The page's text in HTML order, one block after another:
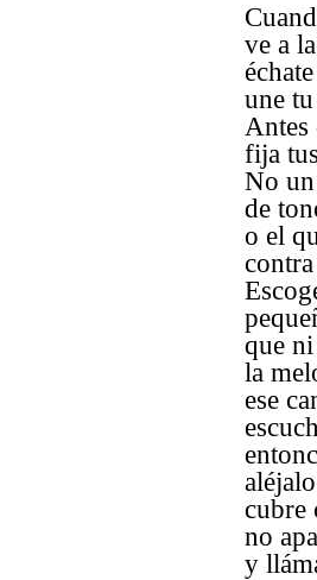
ve a
une
Antes
fija
No
de
o el
que
la
ese
cubre
no
y